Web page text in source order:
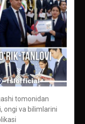
tomonidan
ongi va bilimlarini